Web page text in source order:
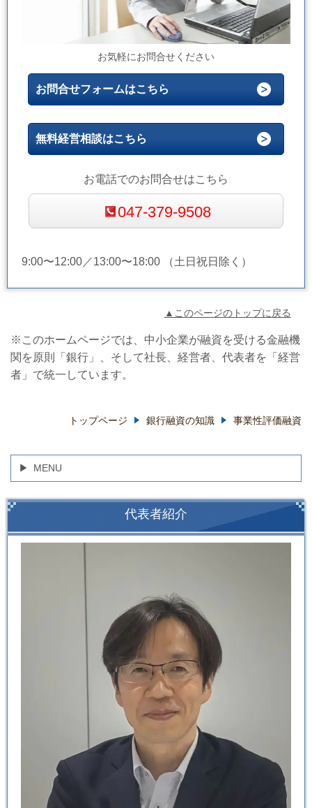
お気軽にお問合せください
お問合せフォームはこちら
無料経営相談はこちら
お電話でのお問合せはこちら
047-379-9508
9:00〜12:00／13:00〜18:00 （土日祝日除く）
▲このページのトップに戻る
※このホームページでは、中小企業が融資を受ける金融機
関を原則「銀行」、そして社長、経営者、代表者を「経営
者」で統一しています。
トップページ 銀行融資の知識 事業性評価融資
MENU
代表者紹介